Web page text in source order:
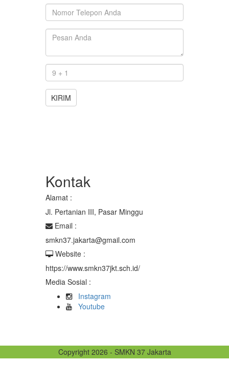
KIRIM
Kontak
Alamat :
Jl. Pertanian III, Pasar Minggu
Email :
smkn37.jakarta@gmail.com
Website :
https://www.smkn37jkt.sch.id/
Media Sosial :
Instagram
Youtube
Copyright 2026 - SMKN 37 Jakarta